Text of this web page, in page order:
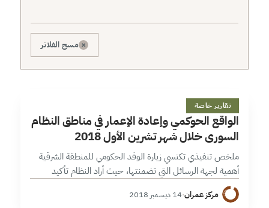
× مسح الفلاتر
ا
25 دقائق
تقارير خاصة
الواقع الحوكمي وإعادة الإعمار في مناطق النظام
السوري خلال شهر تشرين الأول 2018
ملخص تنفيذي تكتسي زيارة الوفد الحكومي للمنطقة الشرقية
أهمية لجهة الرسائل التي تضمنتها، حيث أراد النظام تأكيد
حضور “الدولة السورية” في مواجهة تنامي نفوذ إيران في تلك
المنطقة، كذلك حرص…
مركز عمران·14 ديسمبر 2018